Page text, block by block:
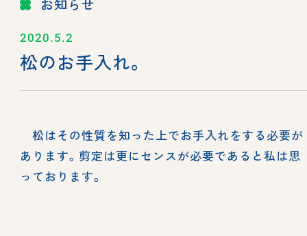
お知らせ
2020.5.2
松のお手入れ。
松はその性質を知った上でお手入れをする必要が
あります。剪定は更にセンスが必要であると私は思
っております。